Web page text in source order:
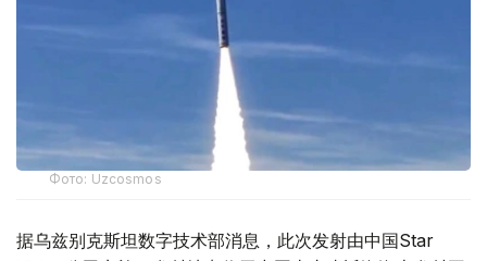
Фото: Uzcosmos
据乌兹别克斯坦数字技术部消息，此次发射由中国Star